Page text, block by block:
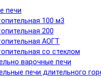
печи
100 м3
200
АОГТ
со стеклом
варочные печи
печи длительного